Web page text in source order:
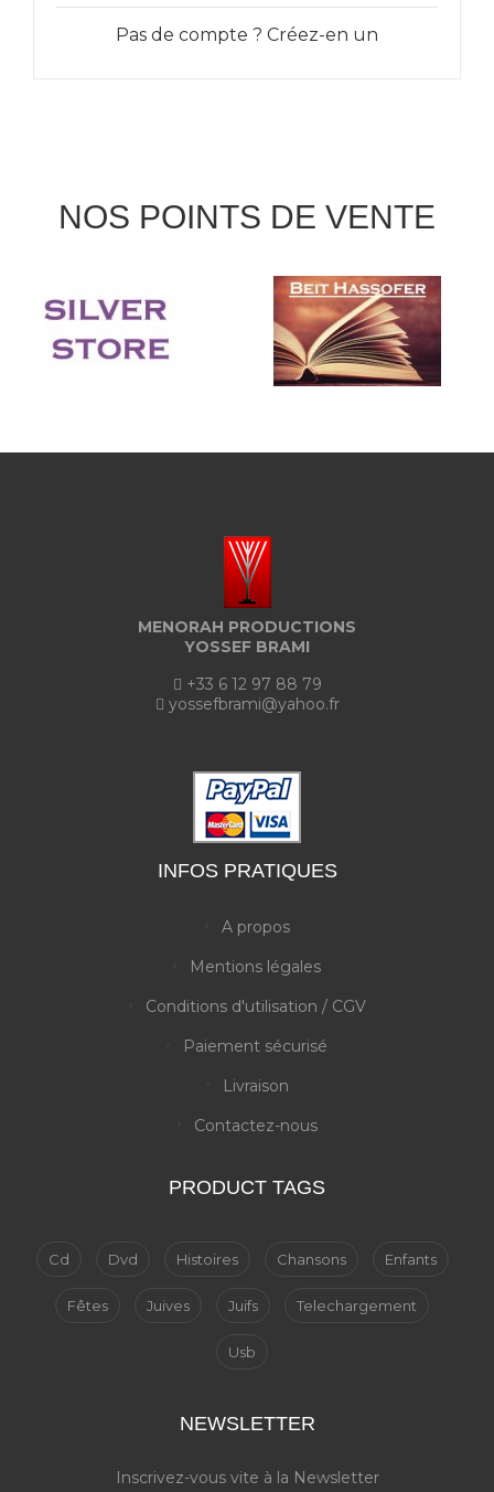
Pas de compte ? Créez-en un
NOS POINTS DE VENTE
MENORAH PRODUCTIONS
YOSSEF BRAMI
+33 6 12 97 88 79
yossefbrami@yahoo.fr
INFOS PRATIQUES
A propos
Mentions légales
Conditions d'utilisation / CGV
Paiement sécurisé
Livraison
Contactez-nous
PRODUCT TAGS
Cd Dvd Histoires Chansons Enfants
Fêtes Juives Juifs Telechargement
Usb
NEWSLETTER
Inscrivez-vous vite à la Newsletter